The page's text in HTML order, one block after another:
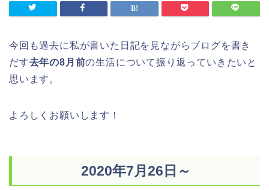
今回も過去に私が書いた日記を見ながらブログを書き
だす去年の8月前の生活について振り返っていきたいと
思います。
よろしくお願いします！
2020年7月26日～